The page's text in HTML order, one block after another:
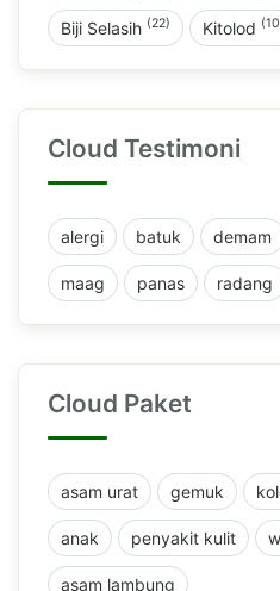
Biji Selasih (22) Kitolod
Cloud Testimoni
alergi batuk demam
maag panas radang
Cloud Paket
asam urat gemuk
anak penyakit kulit
asam lambung